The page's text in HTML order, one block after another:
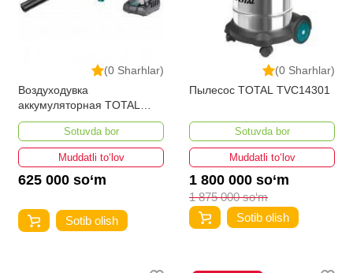
(0 Sharhlar)
Воздуходувка
аккумуляторная TOTAL
TABLI200181
Sotuvda bor
Muddatli to‘lov
625 000 so‘m
Sotib olish
(0 Sharhlar)
Пылесос TOTAL TVC14301
Sotuvda bor
Muddatli to‘lov
1 800 000 so‘m
1 875 000 so‘m
Sotib olish